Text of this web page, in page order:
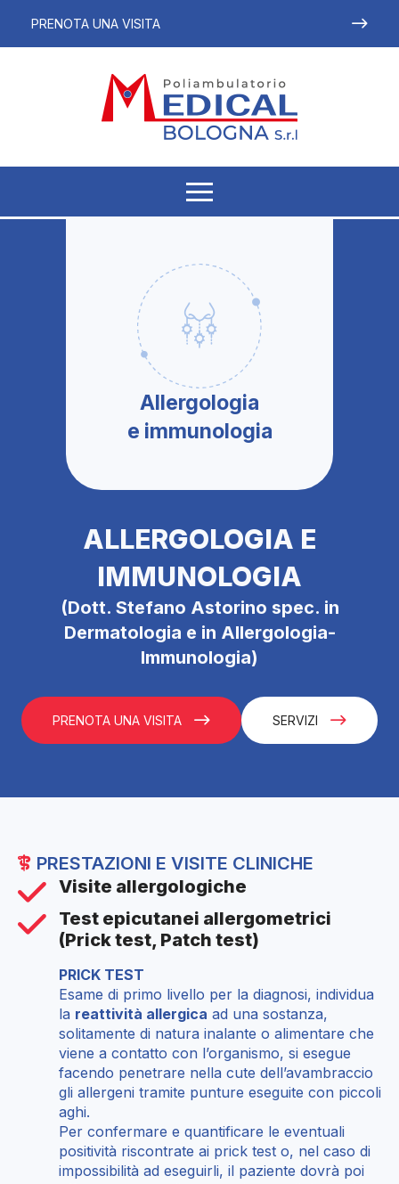
PRENOTA UNA VISITA
Allergologia
e immunologia
ALLERGOLOGIA E
IMMUNOLOGIA
(Dott. Stefano Astorino spec. in
Dermatologia e in Allergologia-
Immunologia)
PRENOTA UNA VISITA SERVIZI
PRESTAZIONI E VISITE CLINICHE
Visite allergologiche
Test epicutanei allergometrici
(Prick test, Patch test)
PRICK TEST
Esame di primo livello per la diagnosi, individua
la reattività allergica ad una sostanza,
solitamente di natura inalante o alimentare che
viene a contatto con l’organismo, si esegue
facendo penetrare nella cute dell’avambraccio
gli allergeni tramite punture eseguite con piccoli
aghi.
Per confermare e quantificare le eventuali
positività riscontrate ai prick test o, nel caso di
impossibilità ad eseguirli, il paziente dovrà poi